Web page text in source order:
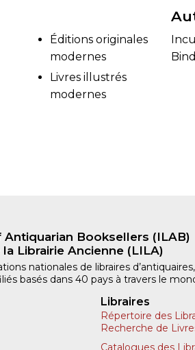
Éditions originales
modernes
Livres illustrés
modernes
Booksellers (ILAB)
Librairie Ancienne (LILA)
nationales de libraires
basés dans 40 pays à travers le
Libraires
Répertoire des
Recherche de
Catalogues des